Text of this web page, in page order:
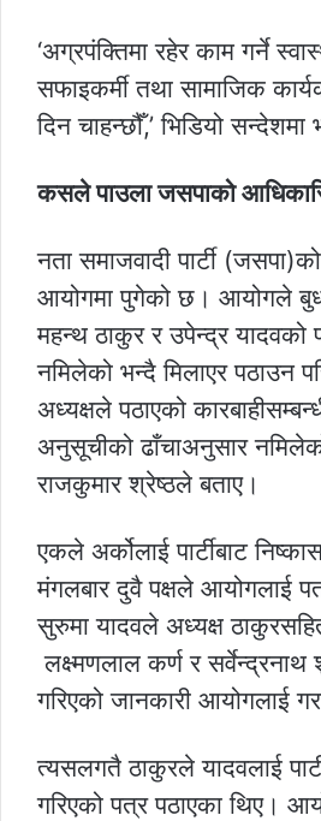
‘अग्रपंक्तिमा रहेर काम गर्ने
सफाइकर्मी तथा सामाजिक
दिन चाहन्छौँ,’ भिडियो
कसले पाउला जसपाको
नता समाजवादी पार्टी (जसपा)को
आयोगमा पुगेको छ। आयोगले
महन्थ ठाकुर र उपेन्द्र यादवको
नमिलेको भन्दै मिलाएर पठाउन
अध्यक्षले पठाएको
अनुसूचीको ढाँचाअनुसार
राजकुमार श्रेष्ठले बताए।
एकले अर्कोलाई पार्टीबाट
मंगलबार दुवै पक्षले आयोगलाई
सुरुमा यादवले अध्यक्ष
लक्ष्मणलाल कर्ण र
गरिएको जानकारी आयोगलाई
त्यसलगतै ठाकुरले यादवलाई
गरिएको पत्र पठाएका थिए।